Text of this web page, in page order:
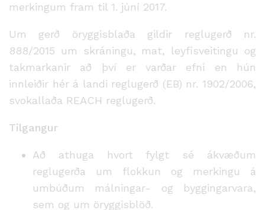
merkingum fram til 1. júní 2017.
Um gerð öryggisblaða gildir reglugerð nr.
888/2015 um skráningu, mat, leyfisveitingu og
takmarkanir að því er varðar efni en hún
innleiðir hér á landi reglugerð (EB) nr. 1902/2006,
svokallaða REACH reglugerð.
Tilgangur
Að athuga hvort fylgt sé ákvæðum
reglugerða um flokkun og merkingu á
umbúðum málningar- og byggingarvara,
sem og um öryggisblöð.